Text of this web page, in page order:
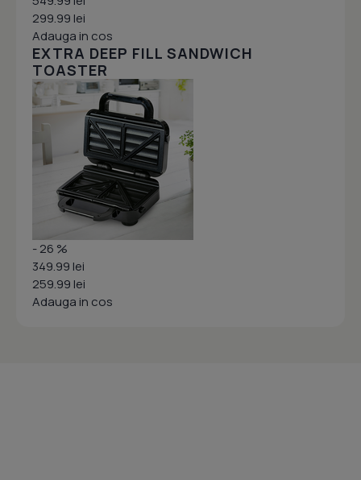
299.99 lei
Adauga in cos
EXTRA DEEP FILL SANDWICH
TOASTER
- 26 %
349.99 lei
259.99 lei
Adauga in cos